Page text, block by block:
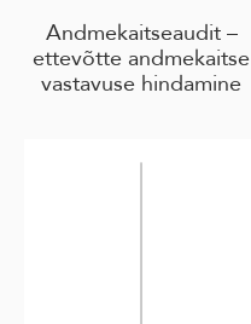
Andmekaitseaudit –
ettevõtte andmekaitse
vastavuse hindamine